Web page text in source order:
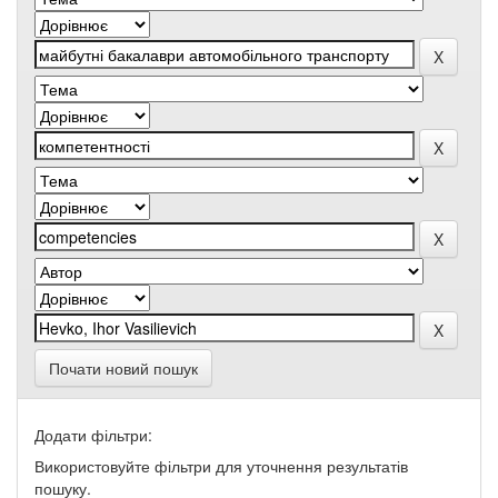
Почати новий пошук
Додати фільтри:
Використовуйте фільтри для уточнення результатів
пошуку.